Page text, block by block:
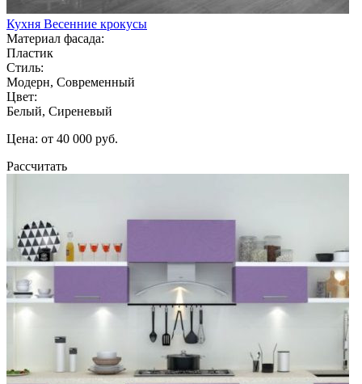
Кухня Весенние крокусы
Материал фасада:
Пластик
Стиль:
Модерн, Современный
Цвет:
Белый, Сиреневый
Цена: от 40 000 руб.
Рассчитать